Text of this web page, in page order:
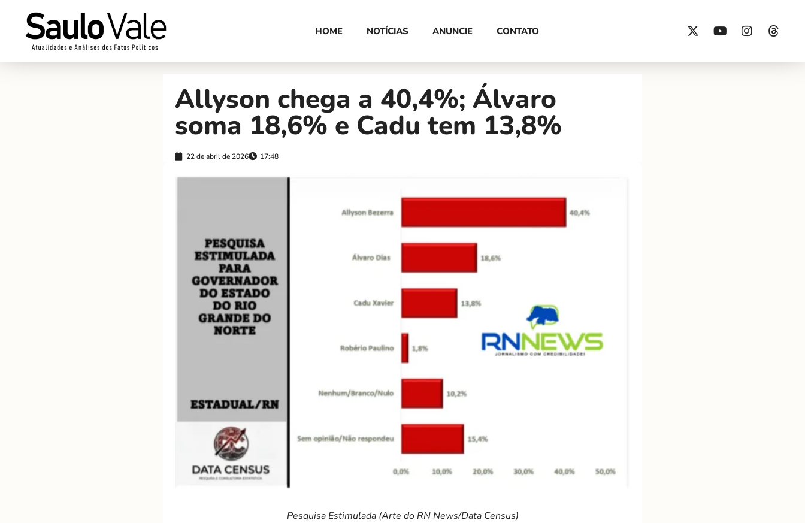
HOME NOTÍCIAS ANUNCIE CONTATO
Allyson chega a 40,4%; Álvaro
soma 18,6% e Cadu tem 13,8%
22 de abril de 2026 17:48
Pesquisa Estimulada (Arte do RN News/Data Census)